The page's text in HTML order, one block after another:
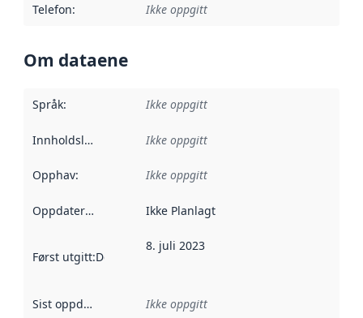
Telefon: Ikke oppgitt
Om dataene
Språk: Ikke oppgitt
Innholdsleverandører :
Ikke oppgitt
Opphav: Ikke oppgitt
Oppdateringsfrekvens :
Ikke Planlagt
Først utgitt:Denne datoen sier når dataene i dette
8. juli 2023
Sist oppdatert Ikke oppgitt